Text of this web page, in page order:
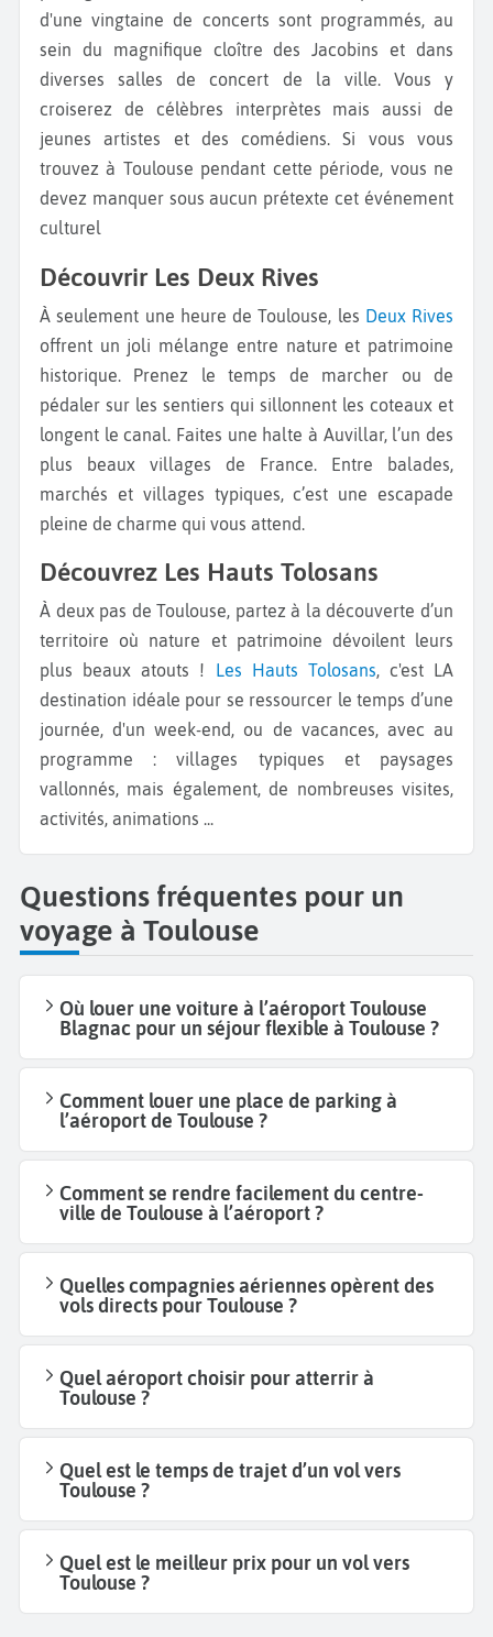
d'une vingtaine de concerts sont programmés, au
sein du magnifique cloître des Jacobins et dans
diverses salles de concert de la ville. Vous y
croiserez de célèbres interprètes mais aussi de
jeunes artistes et des comédiens. Si vous vous
trouvez à Toulouse pendant cette période, vous ne
devez manquer sous aucun prétexte cet événement
culturel
Découvrir Les Deux Rives
À seulement une heure de Toulouse, les Deux Rives
offrent un joli mélange entre nature et patrimoine
historique. Prenez le temps de marcher ou de
pédaler sur les sentiers qui sillonnent les coteaux et
longent le canal. Faites une halte à Auvillar, l’un des
plus beaux villages de France. Entre balades,
marchés et villages typiques, c’est une escapade
pleine de charme qui vous attend.
Découvrez Les Hauts Tolosans
À deux pas de Toulouse, partez à la découverte d’un
territoire où nature et patrimoine dévoilent leurs
plus beaux atouts ! Les Hauts Tolosans, c'est LA
destination idéale pour se ressourcer le temps d’une
journée, d'un week-end, ou de vacances, avec au
programme : villages typiques et paysages
vallonnés, mais également, de nombreuses visites,
activités, animations ...
Questions fréquentes pour un
voyage à Toulouse
Où louer une voiture à l’aéroport Toulouse
Blagnac pour un séjour flexible à Toulouse ?
Comment louer une place de parking à
l’aéroport de Toulouse ?
Comment se rendre facilement du centre-
ville de Toulouse à l’aéroport ?
Quelles compagnies aériennes opèrent des
vols directs pour Toulouse ?
Quel aéroport choisir pour atterrir à
Toulouse ?
Quel est le temps de trajet d’un vol vers
Toulouse ?
Quel est le meilleur prix pour un vol vers
Toulouse ?